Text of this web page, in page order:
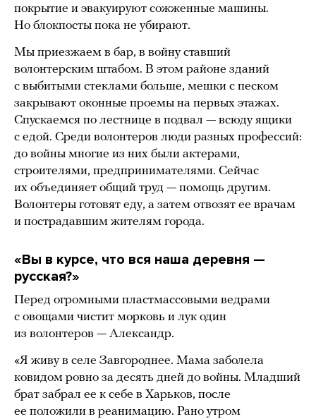
покрытие и эвакуируют сожженные машины.
Но блокпосты пока не убирают.
Мы приезжаем в бар, в войну ставший
волонтерским штабом. В этом районе зданий
с выбитыми стеклами больше, мешки с песком
закрывают оконные проемы на первых этажах.
Спускаемся по лестнице в подвал — всюду ящики
с едой. Среди волонтеров люди разных профессий:
до войны многие из них были актерами,
строителями, предпринимателями. Сейчас
их объединяет общий труд — помощь другим.
Волонтеры готовят еду, а затем отвозят ее врачам
и пострадавшим жителям города.
«Вы в курсе, что вся наша деревня —
русская?»
Перед огромными пластмассовыми ведрами
с овощами чистит морковь и лук один
из волонтеров — Александр.
«Я живу в селе Завгороднее. Мама заболела
ковидом ровно за десять дней до войны. Младший
брат забрал ее к себе в Харьков, после
ее положили в реанимацию. Рано утром